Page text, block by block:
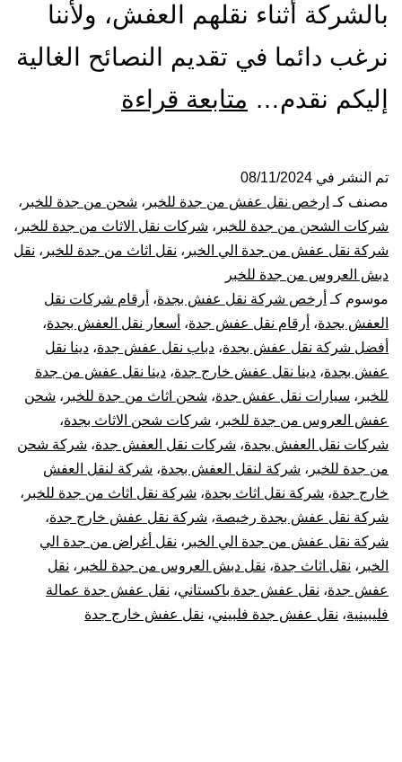
بالشركة أثناء نقلهم العفش، ولأننا
نرغب دائما في تقديم النصائح الغالية
إليكم نقدم… متابعة قراءة
من
جدة
إلي
الخبر
تم النشر في 08/11/2024
مصنف كـ ارخص نقل عفش من جدة للخبر ، شحن من جدة للخبر ،
شركات الشحن من جدة للخبر ، شركات نقل الاثاث من جدة للخبر ،
شركة نقل عفش من جدة الي الخبر ، نقل اثاث من جدة للخبر ، نقل
دبش العروس من جدة للخبر
موسوم كـ أرخص شركة نقل عفش بجدة، أرقام شركات نقل
العفش بجدة، أرقام نقل عفش جدة، أسعار نقل العفش بجدة،
أفضل شركة نقل عفش بجدة، دباب نقل عفش جدة، دينا نقل
عفش بجدة، دينا نقل عفش خارج جدة، دينا نقل عفش من جدة
للخبر ، سيارات نقل عفش جدة، شحن اثاث من جدة للخبر ، شحن
عفش العروس من جدة للخبر ، شركات شحن الاثاث بجدة،
شركات نقل العفش بجدة، شركات نقل العفش جدة، شركة شحن
من جدة للخبر ، شركة لنقل العفش بجدة، شركة لنقل العفش
خارج جدة، شركة نقل اثاث بجدة، شركة نقل اثاث من جدة للخبر ،
شركة نقل عفش بجدة رخيصة، شركة نقل عفش خارج جدة،
شركة نقل عفش من جدة الي الخبر ، نقل أغراض من جدة الي
الخبر ، نقل اثاث جدة، نقل دبش العروس من جدة للخبر ، نقل
عفش جدة، نقل عفش جدة باكستاني، نقل عفش جدة عمالة
فليبينية، نقل عفش جدة فلبيني، نقل عفش خارج جدة